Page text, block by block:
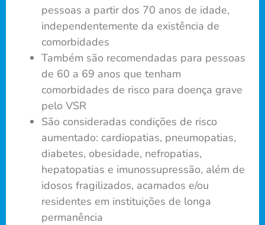
pessoas a partir dos 70 anos de idade,
independentemente da existência de
comorbidades
Também são recomendadas para pessoas
de 60 a 69 anos que tenham
comorbidades de risco para doença grave
pelo VSR
São consideradas condições de risco
aumentado: cardiopatias, pneumopatias,
diabetes, obesidade, nefropatias,
hepatopatias e imunossupressão, além de
idosos fragilizados, acamados e/ou
residentes em instituições de longa
permanência